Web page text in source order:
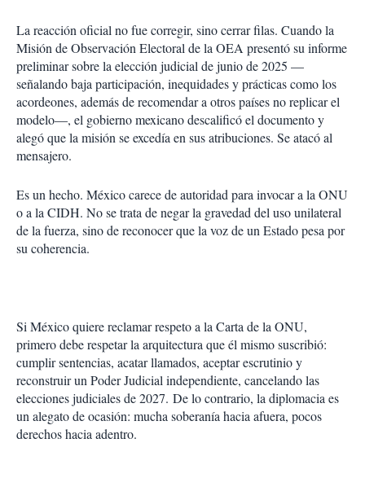
La reacción oficial no fue corregir, sino cerrar filas. Cuando la
Misión de Observación Electoral de la OEA presentó su informe
preliminar sobre la elección judicial de junio de 2025 —
señalando baja participación, inequidades y prácticas como los
acordeones, además de recomendar a otros países no replicar el
modelo—, el gobierno mexicano descalificó el documento y
alegó que la misión se excedía en sus atribuciones. Se atacó al
mensajero.
Es un hecho. México carece de autoridad para invocar a la ONU
o a la CIDH. No se trata de negar la gravedad del uso unilateral
de la fuerza, sino de reconocer que la voz de un Estado pesa por
su coherencia.
Si México quiere reclamar respeto a la Carta de la ONU,
primero debe respetar la arquitectura que él mismo suscribió:
cumplir sentencias, acatar llamados, aceptar escrutinio y
reconstruir un Poder Judicial independiente, cancelando las
elecciones judiciales de 2027. De lo contrario, la diplomacia es
un alegato de ocasión: mucha soberanía hacia afuera, pocos
derechos hacia adentro.